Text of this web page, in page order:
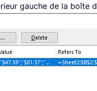
gauche de la boîte